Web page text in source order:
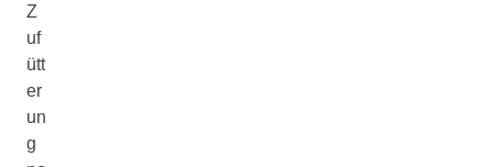
Z
uf
ütt
er
un
g